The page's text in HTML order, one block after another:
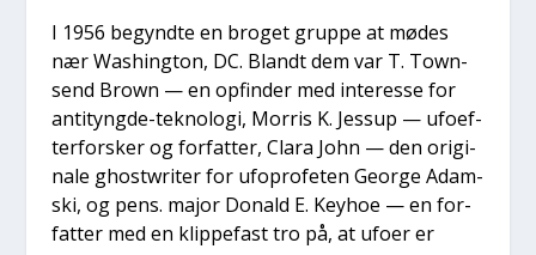
I 1956 begynd­te en bro­get grup­pe at mødes
nær Was­hin­g­ton, DC. Blandt dem var T. Town­
send Brown — en opfin­der med inter­es­se for
anti­tyng­de-tek­no­lo­gi, Mor­ris K. Jes­sup — ufo­ef­
ter­for­sker og for­fat­ter, Cla­ra John — den ori­gi­
na­le ghostwri­ter for ufopro­fe­ten Geor­ge Adam­
ski, og pens. major Donald E. Keyhoe — en for­
fat­ter med en klip­pe­fast tro på, at ufo­er er